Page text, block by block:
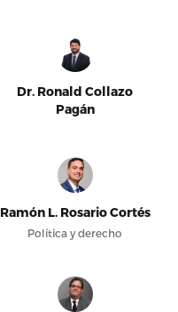
Dr. Ronald Collazo
Pagán
Ramón L. Rosario Cortés
Política y derecho